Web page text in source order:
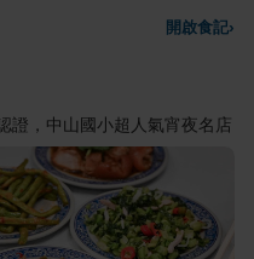
開啟食記›
證，中山國小超人氣宵夜名店